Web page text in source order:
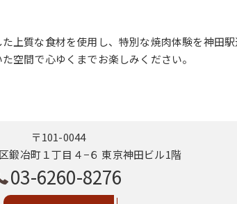
上質な食材を使用し、特別な焼肉体験を神田
空間で心ゆくまでお楽しみください。
〒101-0044
鍛冶町１丁目４−６ 東京神田ビル1階
03-6260-8276